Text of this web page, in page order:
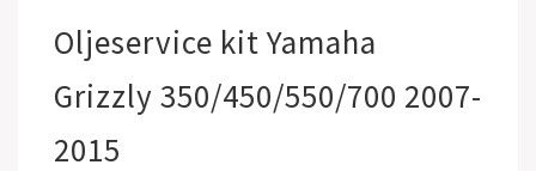
Oljeservice kit Yamaha
Grizzly 350/450/550/700 2007-
2015